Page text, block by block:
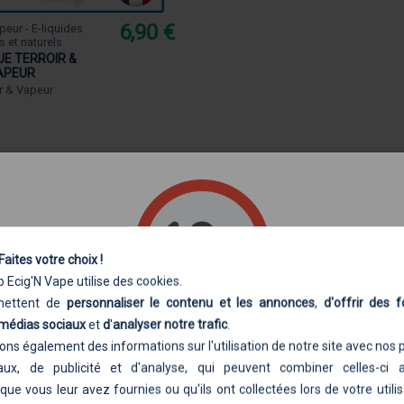
- E-liquides
et naturels
TERROIR &
& Vapeur
6,90 €
Bienvenue sur Ecig'N Vape,
en ligne de cigarettes
A PROPOS DE NOUS
maintenant à votre service depuis 2014, avec toujours le
débutants et expérimentés, une offre d'articles de
lesproduits authentiquesdes marques les plus
Accès autorisé aux majeurs uniquement
sur ce site, j'affirmeETRE MAJEUR(E) etAUTORISÉ(E)par la
votre choix !
Ecig'N Vape utilise des cookies.
de personnaliser le contenu et les annonces, d'offrir des
sociauxetd'analyser notre trafic.
également des informations sur l'utilisation de notre site avec nos
de publicité et d'analyse, qui peuvent combiner celles-ci
vous leur avez fournies ou qu'ils ont collectées lors de votre